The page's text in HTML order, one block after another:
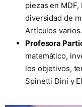
piezas en
diversidad de
Artículos
Profesora
matemático,
los objetivos,
Spinetti Dini y